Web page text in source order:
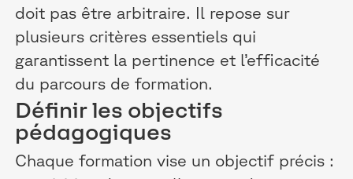
doit pas être arbitraire. Il repose sur
plusieurs critères essentiels qui
garantissent la pertinence et l’efficacité
du parcours de formation.
Définir les objectifs
pédagogiques
Chaque formation vise un objectif précis :